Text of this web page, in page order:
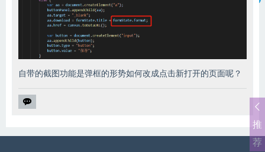
自带的截图功能是弹框的形势如何改成点击新打开的页面呢？